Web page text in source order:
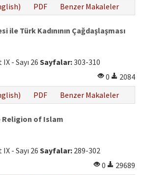
PDF Benzer Makaleler
ile Türk Kadınının Çağdaşlaşması
- Sayı 26 Sayfalar:303-310
0
2084
PDF Benzer Makaleler
of Islam
- Sayı 26 Sayfalar: 289-302
0
29689